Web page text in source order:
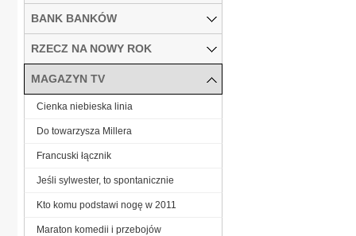
BANK BANKÓW
RZECZ NA NOWY ROK
MAGAZYN TV
Cienka niebieska linia
Do towarzysza Millera
Francuski łącznik
Jeśli sylwester, to spontanicznie
Kto komu podstawi nogę w 2011
Maraton komedii i przebojów